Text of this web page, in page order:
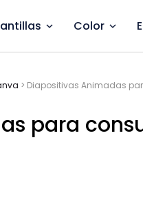
Color
> Diapositivas Animadas
para